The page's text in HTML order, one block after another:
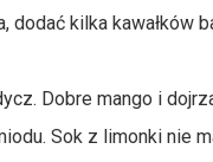
kilka kawałków
Dobre mango i
Sok z limonki nie